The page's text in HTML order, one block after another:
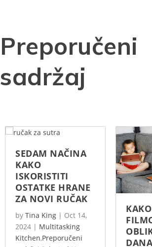
Preporučeni
sadržaj
SEDAM NAČINA
KAKO
ISKORISTITI
OSTATKE HRANE
ZA NOVI RUČAK
by Tina King | Oct 14,
2024 | Multitasking
Kitchen,Preporučeni